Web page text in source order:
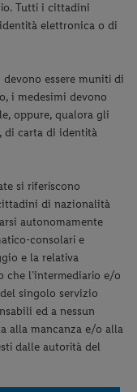
Tutti i cittadini
elettronica o di
essere muniti di
i medesimi devono
oppure, qualora gli
di carta di identità
si riferiscono
di nazionalità
autonomamente
consolari e
e la relativa
che l’intermediario e/o
singolo servizio
ed a nessun
alla mancanza e/o alla
dalle autorità del